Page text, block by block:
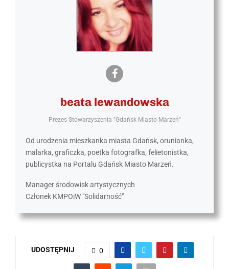
beata lewandowska
Prezes Stowarzyszenia "Gdańsk Miasto Marzeń"
Od urodzenia mieszkanka miasta Gdańsk, orunianka,
malarka, graficzka, poetka fotografka, felietonistka,
publicystka na Portalu Gdańsk Miasto Marzeń.
Manager środowisk artystycznych
Członek KMPOiW "Solidarność"
UDOSTĘPNIJ 0